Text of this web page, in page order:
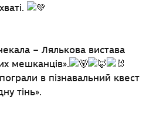
– Лялькова вистава
мешканців».
в пізнавальний квест
тінь».